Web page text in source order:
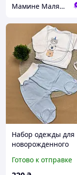
Мамине Малятко
Набор одежды для
новорожденного
голубой с молочным
Готово к отправке